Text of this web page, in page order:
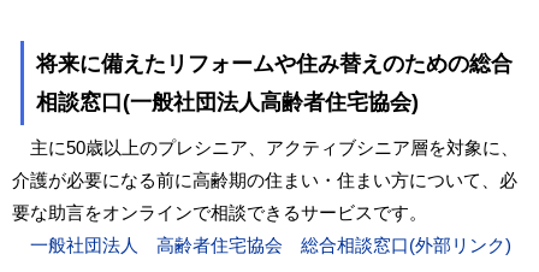
将来に備えたリフォームや住み替えのための総合
相談窓口(一般社団法人高齢者住宅協会)
主に50歳以上のプレシニア、アクティブシニア層を対象に、
介護が必要になる前に高齢期の住まい・住まい方について、必
要な助言をオンラインで相談できるサービスです。
一般社団法人 高齢者住宅協会 総合相談窓口(外部リンク)